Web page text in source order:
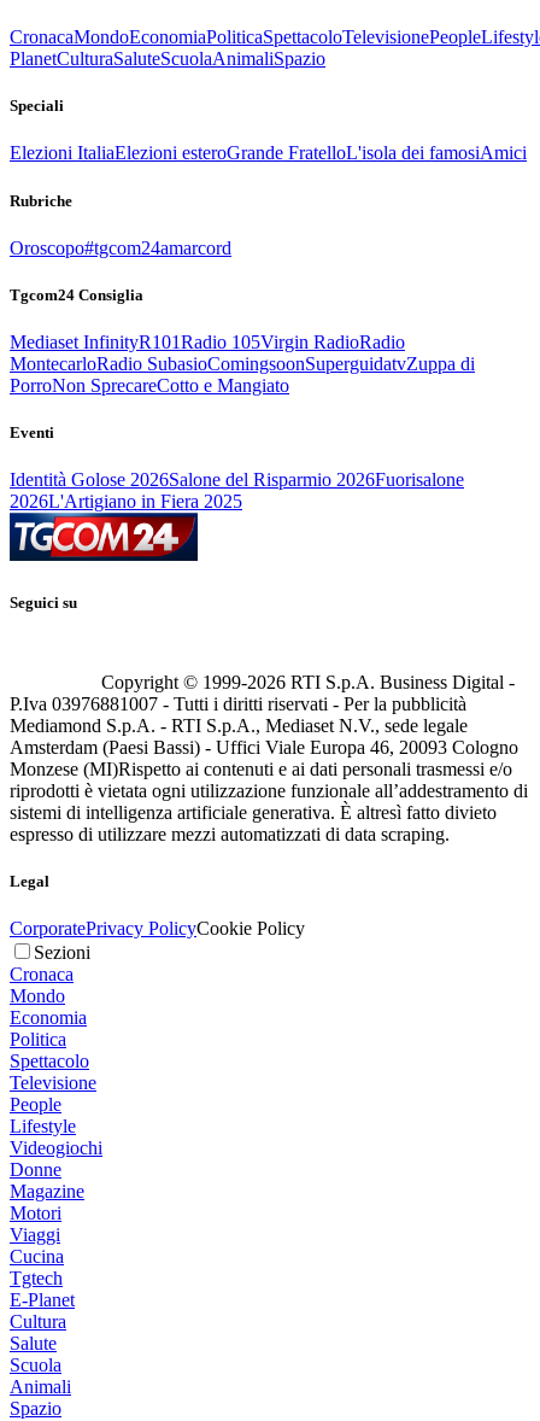
CronacaMondoEconomiaPoliticaSpettacoloTelevisionePeople
PlanetCulturaSaluteScuolaAnimaliSpazio
Speciali
Elezioni ItaliaElezioni esteroGrande FratelloL'isola dei famosiAmici
Rubriche
Oroscopo#tgcom24amarcord
Tgcom24 Consiglia
Mediaset InfinityR101Radio 105Virgin RadioRadio
MontecarloRadio SubasioComingsoonSuperguidatvZuppa di
PorroNon SprecareCotto e Mangiato
Eventi
Identità Golose 2026Salone del Risparmio 2026Fuorisalone
2026L'Artigiano in Fiera 2025
Seguici su
Copyright © 1999-2026 RTI S.p.A. Business Digital -
P.Iva 03976881007 - Tutti i diritti riservati - Per la pubblicità
Mediamond S.p.A. - RTI S.p.A., Mediaset N.V., sede legale
Amsterdam (Paesi Bassi) - Uffici Viale Europa 46, 20093 Cologno
Monzese (MI)Rispetto ai contenuti e ai dati personali trasmessi e/o
riprodotti è vietata ogni utilizzazione funzionale all’addestramento di
sistemi di intelligenza artificiale generativa. È altresì fatto divieto
espresso di utilizzare mezzi automatizzati di data scraping.
Legal
CorporatePrivacy PolicyCookie Policy
Sezioni
Cronaca
Mondo
Economia
Politica
Spettacolo
Televisione
People
Lifestyle
Videogiochi
Donne
Magazine
Motori
Viaggi
Cucina
Tgtech
E-Planet
Cultura
Salute
Scuola
Animali
Spazio